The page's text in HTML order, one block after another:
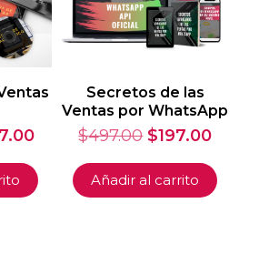
El
actual
Secretos de las
Ventas por WhatsApp
$497.00 El
original
era:
$197.00El
Añadir al carrito